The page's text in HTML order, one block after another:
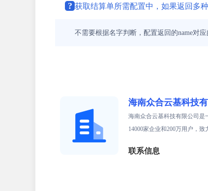
? 获取结算单所需配置中，如果返回多
不需要根据名字判断，配置返回的name对
海南众合云基科技
海南众合云基科技有限公司是
14000家企业和200万用户，
联系信息